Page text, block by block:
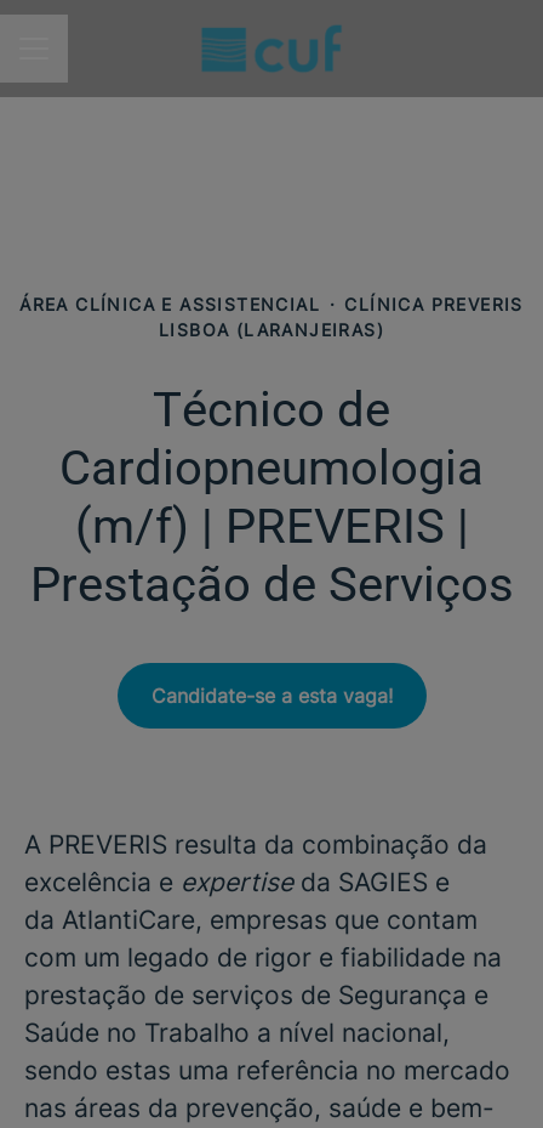
MENU DE CARREIRAS
ÁREA CLÍNICA E ASSISTENCIAL · CLÍNICA PREVERIS
LISBOA (LARANJEIRAS)
Técnico de
Cardiopneumologia
(m/f)​ | PREVERIS |
Prestação de Serviços
Candidate-se a esta vaga!
A PREVERIS resulta da combinação da
excelência e expertiseda SAGIES e
da AtlantiCare, empresas que contam
com um legado de rigor e fiabilidade na
prestação de serviços de Segurança e
Saúde no Trabalho a nível nacional,
sendo estas uma referência no mercado
nas áreas da prevenção, saúde e bem-